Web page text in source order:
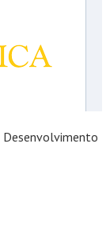
Desenvolvimento